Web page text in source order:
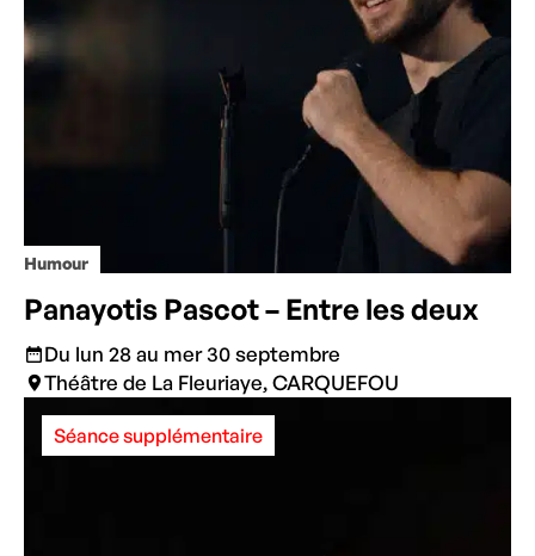
Humour
Panayotis Pascot – Entre les deux
Du lun 28 au mer 30 septembre
Théâtre de La Fleuriaye, CARQUEFOU
Séance supplémentaire